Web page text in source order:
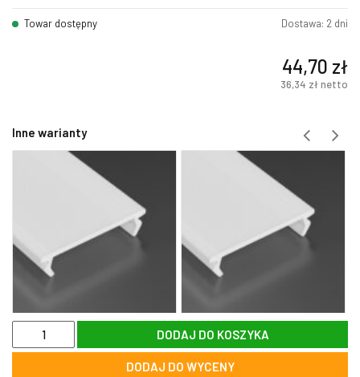
Towar dostępny Dostawa: 2 dni
44,70 zł
36,34 złnetto
Inne warianty
ilość
Szybka
szron
DODAJ DO KOSZYKA
DODAJ DO WYCENY